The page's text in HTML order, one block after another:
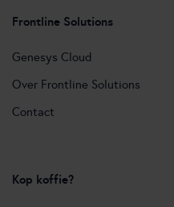
Frontline Solutions
Genesys Cloud
Over Frontline Solutions
Contact
Kop koffie?